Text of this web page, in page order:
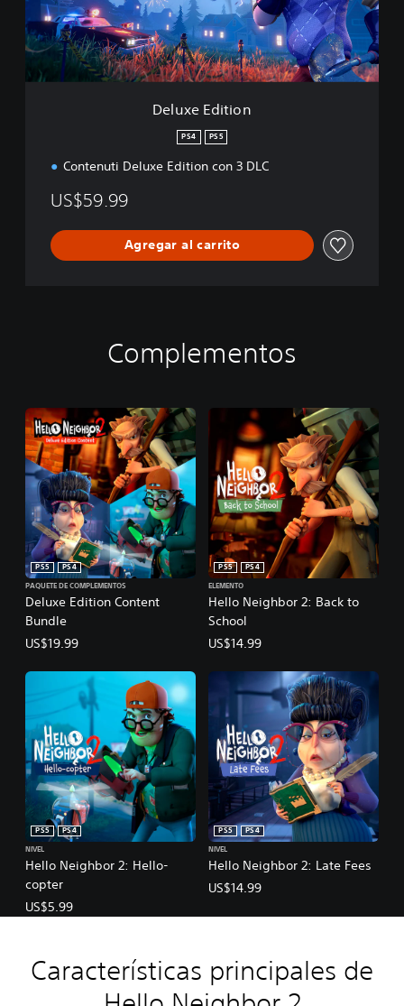
i
t
o
Deluxe Edition
PS4 PS5
Contenuti Deluxe Edition con 3 DLC
US$59.99
Agregar al carrito
Complementos
Deluxe Edition Content
Bundle
PS5
PS4
PAQUETE DE COMPLEMENTOS
US$19.99
Hello Neighbor 2: Back to
School
PS5
PS4
ELEMENTO
US$14.99
Hello Neighbor 2: Hello-
copter
PS5
PS4
NIVEL
US$5.99
Hello Neighbor 2: Late Fees
PS5
PS4
NIVEL
US$14.99
Características principales de